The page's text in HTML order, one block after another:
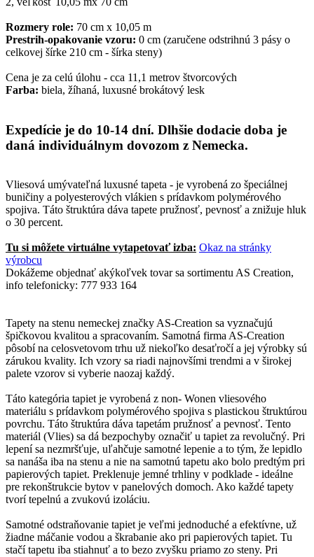
Rozmery role: 70 cm x 10,05 m
Prestrih-opakovanie vzoru: 0 cm (zaručene odstrihnú 3 pásy o
celkovej šírke 210 cm - šírka steny)
Cena je za celú úlohu - cca 11,1 metrov štvorcových
Farba: biela, žíhaná, luxusné brokátový lesk
Expedície je do 10-14 dní. Dlhšie dodacie doba je
daná individuálnym dovozom z Nemecka.
Vliesová umývateľná luxusné tapeta - je vyrobená zo špeciálnej
buničiny a polyesterových vlákien s prídavkom polymérového
spojiva. Táto štruktúra dáva tapete pružnosť, pevnosť a znižuje hluk
o 30 percent.
Tu si môžete virtuálne vytapetovať izba: Okaz na stránky
výrobcu
Dokážeme objednať akýkoľvek tovar sa sortimentu AS Creation,
info telefonicky: 777 933 164
Tapety na stenu nemeckej značky AS-Creation sa vyznačujú
špičkovou kvalitou a spracovaním. Samotná firma AS-Creation
pôsobí na celosvetovom trhu už niekoľko desaťročí a jej výrobky sú
zárukou kvality. Ich vzory sa riadi najnovšími trendmi a v širokej
palete vzorov si vyberie naozaj každý.
Táto kategória tapiet je vyrobená z non- Wonen vliesového
materiálu s prídavkom polymérového spojiva s plastickou štruktúrou
povrchu. Táto štruktúra dáva tapetám pružnosť a pevnosť. Tento
materiál (Vlies) sa dá bezpochyby označiť u tapiet za revolučný. Pri
lepení sa nezmršťuje, uľahčuje samotné lepenie a to tým, že lepidlo
sa nanáša iba na stenu a nie na samotnú tapetu ako bolo predtým pri
papierových tapiet. Preklenuje jemné trhliny v podklade - ideálne
pre rekonštrukcie bytov v panelových domoch. Ako každé tapety
tvorí tepelnú a zvukovú izoláciu.
Samotné odstraňovanie tapiet je veľmi jednoduché a efektívne, už
žiadne máčanie vodou a škrabanie ako pri papierových tapiet. Tu
stačí tapetu iba stiahnuť a to bezo zvyšku priamo zo steny. Pri